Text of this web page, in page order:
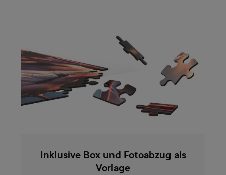
Inklusive Box und Fotoabzug als
Vorlage